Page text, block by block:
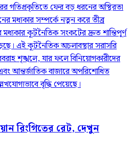
গতিপ্রকৃতিতে ফের বড় ধরনের অস্থিরতা
মধ্যকার সম্পর্কে নতুন করে তীব্র
কূটনৈতিক সংকটের দ্রুত শান্তিপূর্ণ
এই কূটনৈতিক অচলাবস্থার সরাসরি
শৃঙ্খলে, যার ফলে বিনিয়োগকারীদের
আন্তর্জাতিক বাজারে অপরিশোধিত
বৃদ্ধি পেয়েছে।
রিংগিতের রেট, দেখুন